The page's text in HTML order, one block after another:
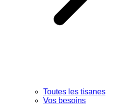
Toutes les tisanes
Vos besoins